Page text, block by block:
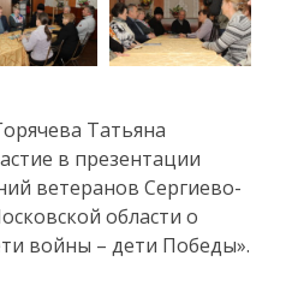
Татьяна
в презентации
ветеранов Сергиево-
области о
войны – дети Победы».